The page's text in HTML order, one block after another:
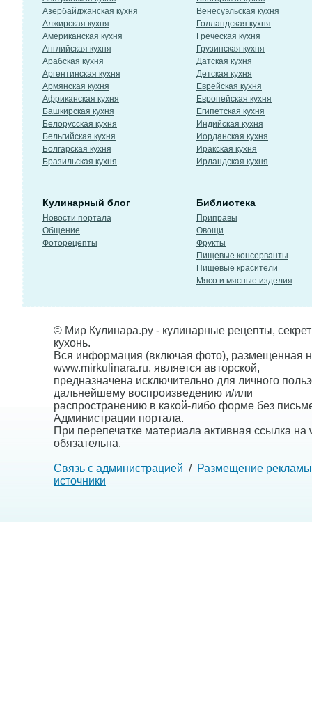
Азербайджанская кухня
Алжирская кухня
Американская кухня
Английская кухня
Арабская кухня
Аргентинская кухня
Армянская кухня
Африканская кухня
Башкирская кухня
Белорусская кухня
Бельгийская кухня
Болгарская кухня
Бразильская кухня
Венесуэльская кухня
Голландская кухня
Греческая кухня
Грузинская кухня
Датская кухня
Детская кухня
Еврейская кухня
Европейская кухня
Египетская кухня
Индийская кухня
Иорданская кухня
Иракская кухня
Ирландская кухня
Кулинарный блог
Новости портала
Общение
Фоторецепты
Библиотека
Приправы
Овощи
Фрукты
Пищевые консерванты
Пищевые красители
Мясо и мясные изделия
© Мир Кулинара.ру - кулинарные рецепты,
кухонь.
Вся информация (включая фото), размещенная
www.mirkulinara.ru, является авторской,
предназначена исключительно для личного
дальнейшему воспроизведению и/или
распространению в какой-либо форме без
Администрации портала.
При перепечатке материала активная ссылка на
обязательна.
Связь с администрацией / Размещение рекламы
источники